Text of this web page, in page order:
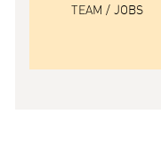
TEAM / JOBS